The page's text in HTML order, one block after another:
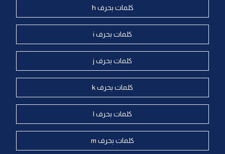
كلمات بحرف h
كلمات بحرف i
كلمات بحرف j
كلمات بحرف k
كلمات بحرف l
كلمات بحرف m